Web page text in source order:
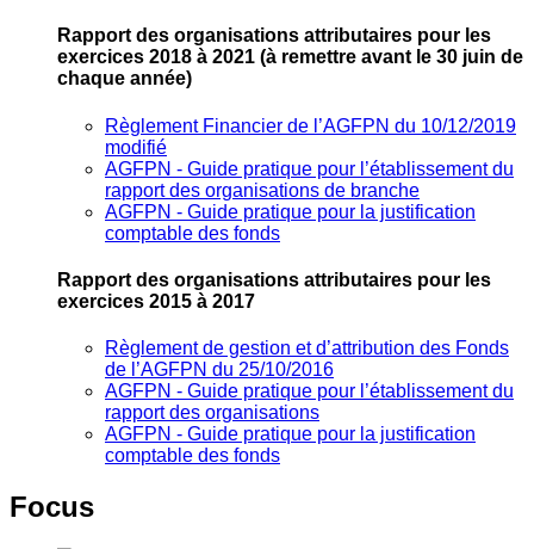
Rapport des organisations attributaires pour les
exercices 2018 à 2021 (à remettre avant le 30 juin de
chaque année)
Règlement Financier de l’AGFPN du 10/12/2019
modifié
AGFPN ‐ Guide pratique pour l’établissement du
rapport des organisations de branche
AGFPN ‐ Guide pratique pour la justification
comptable des fonds
Rapport des organisations attributaires pour les
exercices 2015 à 2017
Règlement de gestion et d’attribution des Fonds
de l’AGFPN du 25/10/2016
AGFPN ‐ Guide pratique pour l’établissement du
rapport des organisations
AGFPN ‐ Guide pratique pour la justification
comptable des fonds
Focus